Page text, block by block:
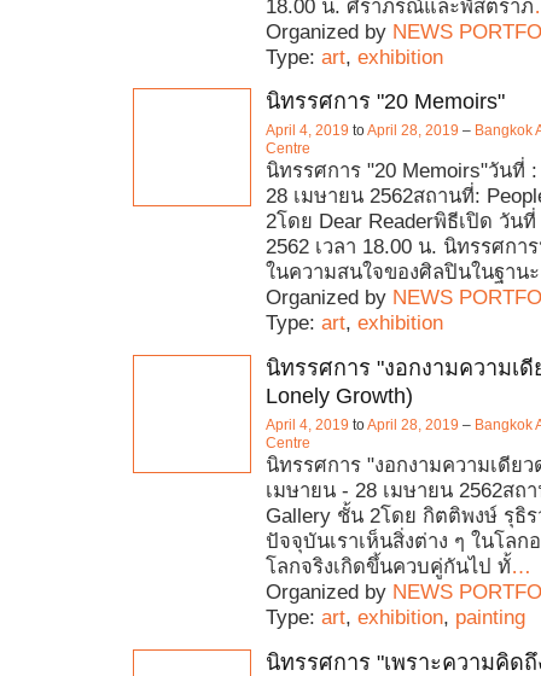
18.00 น. ศิราภรณ์และพัสตราภ
Organized by NEWS
Type: art, exhibition
นิทรรศการ "20 Memoirs"
April 4, 2019 toApril 28, 2019 – Bangkok
Centre
นิทรรศการ "20 Memoirs"วันที่
28 เมษายน 2562สถานที่:
2โดย Dear Readerพิธีเปิด วัน
2562 เวลา 18.00 น. นิทรรศกา
ในความสนใจของศิลปินในฐานะ
Organized by NEWS
Type: art, exhibition
นิทรรศการ "งอกงามความเดี
Lonely Growth)
April 4, 2019 toApril 28, 2019 – Bangkok
Centre
นิทรรศการ "งอกงามความเดีย
เมษายน - 28 เมษายน 2562สถา
Gallery ชั้น 2โดย กิตติพงษ์ รุธิ
ปัจจุบันเราเห็นสิ่งต่าง ๆ ในโลก
โลกจริงเกิดขึ้นควบคู่กันไป ทั้…
Organized by NEWS
Type: art, exhibition, painting
นิทรรศการ "เพราะความคิด